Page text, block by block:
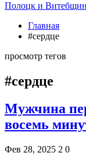
Полоцк и
Главная
#сердце
просмотр тегов
#сердце
Мужчина
восемь
Фев 28, 2025 2 0